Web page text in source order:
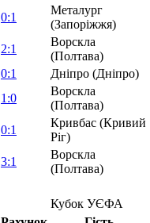
0:1
Металург
(Запоріжжя)
2:1
Ворскла
(Полтава)
0:1
Дніпро (Дніпро)
1:0
Ворскла
(Полтава)
0:1
Кривбас (Кривий
Ріг)
3:1
Ворскла
(Полтава)
Кубок УЄФА